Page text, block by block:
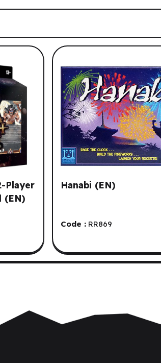
de navigation.
Player
(EN)
Hanabi (EN)
Code : RR869